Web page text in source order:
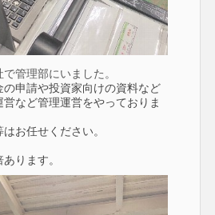
管理部にいました。
申請や投資家向けの資料など
など管理運営をやっておりま
お任せください。
ります。